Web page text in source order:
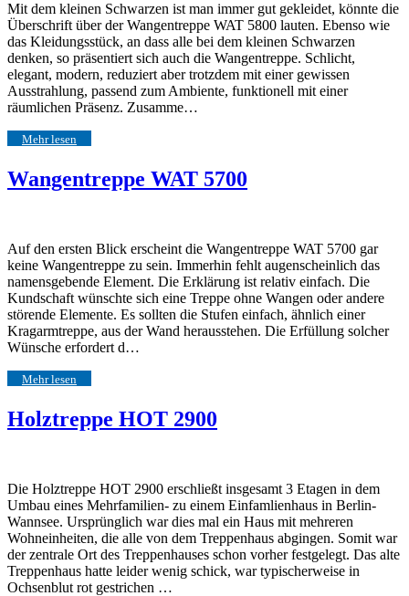
Mit dem kleinen Schwarzen ist man immer gut gekleidet, könnte die
Überschrift über der Wangentreppe WAT 5800 lauten. Ebenso wie
das Kleidungsstück, an dass alle bei dem kleinen Schwarzen
denken, so präsentiert sich auch die Wangentreppe. Schlicht,
elegant, modern, reduziert aber trotzdem mit einer gewissen
Ausstrahlung, passend zum Ambiente, funktionell mit einer
räumlichen Präsenz. Zusamme…
Mehr lesen
Wangentreppe WAT 5700
Auf den ersten Blick erscheint die Wangentreppe WAT 5700 gar
keine Wangentreppe zu sein. Immerhin fehlt augenscheinlich das
namensgebende Element. Die Erklärung ist relativ einfach. Die
Kundschaft wünschte sich eine Treppe ohne Wangen oder andere
störende Elemente. Es sollten die Stufen einfach, ähnlich einer
Kragarmtreppe, aus der Wand herausstehen. Die Erfüllung solcher
Wünsche erfordert d…
Mehr lesen
Holztreppe HOT 2900
Die Holztreppe HOT 2900 erschließt insgesamt 3 Etagen in dem
Umbau eines Mehrfamilien- zu einem Einfamlienhaus in Berlin-
Wannsee. Ursprünglich war dies mal ein Haus mit mehreren
Wohneinheiten, die alle von dem Treppenhaus abgingen. Somit war
der zentrale Ort des Treppenhauses schon vorher festgelegt. Das alte
Treppenhaus hatte leider wenig schick, war typischerweise in
Ochsenblut rot gestrichen …